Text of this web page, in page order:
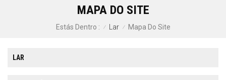
MAPA DO SITE
Estás Dentro : / Lar / Mapa Do Site
LAR